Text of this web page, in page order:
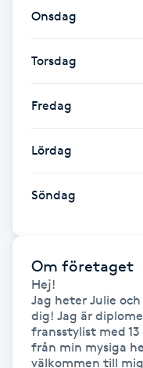
Naprapati
Navelpiercing
NBE-massage
Ny frisyr
Ombre
Ombre brows
Onsdag
Torsdag
Fredag
Lördag
Söndag
Om företaget
Hej!
Jag heter Julie
dig! Jag är
fransstylist med
från min mysiga
välkommen till